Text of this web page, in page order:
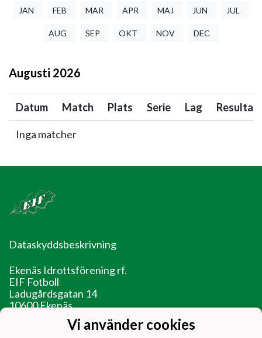
JAN FEB MAR APR MAJ JUN JUL
AUG SEP OKT NOV DEC
Augusti 2026
Datum Match Plats Serie Lag Resultat
Inga matcher
Dataskyddsbeskrivning
Ekenäs Idrottsförening rf.
EIF Fotboll
Ladugårdsgatan 14
10600 Ekenäs
EIF - Laget före jaget!Vi använder cookies